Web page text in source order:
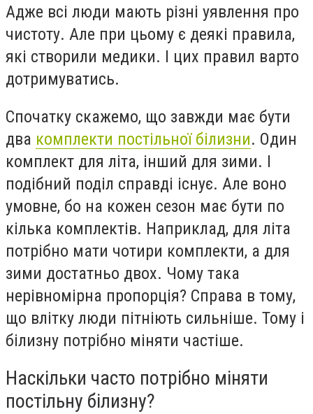
Адже всі люди мають різні уявлення про
чистоту. Але при цьому є деякі правила,
які створили медики. І цих правил варто
дотримуватись.
Спочатку скажемо, що завжди має бути
два комплекти постільної білизни. Один
комплект для літа, інший для зими. І
подібний поділ справді існує. Але воно
умовне, бо на кожен сезон має бути по
кілька комплектів. Наприклад, для літа
потрібно мати чотири комплекти, а для
зими достатньо двох. Чому така
нерівномірна пропорція? Справа в тому,
що влітку люди пітніють сильніше. Тому і
білизну потрібно міняти частіше.
Наскільки часто потрібно міняти
постільну білизну?